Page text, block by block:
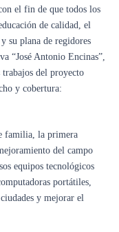
el fin de que todos los
de calidad, el
su plana de regidores
“José Antonio Encinas”,
del proyecto
y cobertura:
familia, la primera
del campo
equipos tecnológicos
portátiles,
y mejorar el